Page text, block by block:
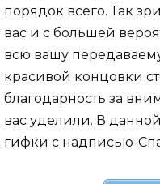
порядок всего. Так
вас и с большей
всю вашу
красивой концовки
благодарность за
вас уделили. В
гифки с надписью-